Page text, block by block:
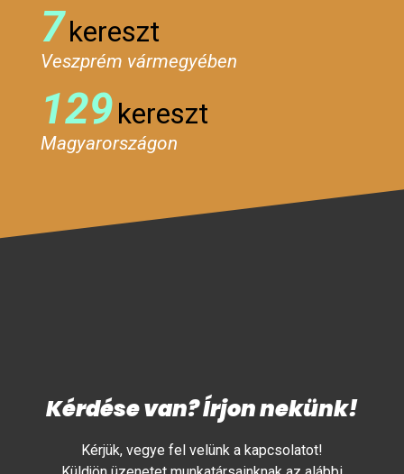
7kereszt
Veszprém vármegyében
129kereszt
Magyarországon
Kérdése van? Írjon nekünk!
Kérjük, vegye fel velünk a kapcsolatot!